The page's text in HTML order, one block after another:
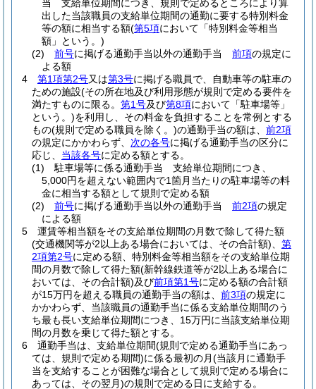
当 支給単位期間につき、規則で定めるところにより算
出した当該職員の支給単位期間の通勤に要する特別料金
等の額に相当する額(第5項において「特別料金等相当
額」という。)
(2)
前号に掲げる通勤手当以外の通勤手当 前項の規定に
よる額
4
第1項第2号又は第3号に掲げる職員で、自動車等の駐車の
ための施設(その所在地及び利用形態が規則で定める要件を
満たすものに限る。 第1号及び第8項において「駐車場等」
という。)を利用し、その料金を負担することを常例とする
もの(規則で定める職員を除く。)の通勤手当の額は、 前2項
の規定にかかわらず、 次の各号に掲げる通勤手当の区分に
応じ、 当該各号に定める額とする。
(1)
駐車場等に係る通勤手当 支給単位期間につき、
5,000円を超えない範囲内で1箇月当たりの駐車場等の料
金に相当する額として規則で定める額
(2)
前号に掲げる通勤手当以外の通勤手当 前2項の規定
による額
5
運賃等相当額をその支給単位期間の月数で除して得た額
(交通機関等が2以上ある場合においては、その合計額)
第
2項第2号に定める額、特別料金等相当額をその支給単位期
間の月数で除して得た額(新幹線鉄道等が2以上ある場合に
おいては、その合計額)及び前項第1号に定める額の合計額
が15万円を超える職員の通勤手当の額は、 前3項の規定に
かかわらず、当該職員の通勤手当に係る支給単位期間のう
ち最も長い支給単位期間につき、15万円に当該支給単位期
間の月数を乗じて得た額とする。
6
通勤手当は、支給単位期間(規則で定める通勤手当にあっ
ては、規則で定める期間)に係る最初の月(当該月に通勤手
当を支給することが困難な場合として規則で定める場合に
あっては、その翌月)の規則で定める日に支給する。